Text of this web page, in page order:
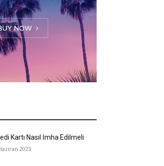
Kartı Nasıl İmha Edilmeli
2023